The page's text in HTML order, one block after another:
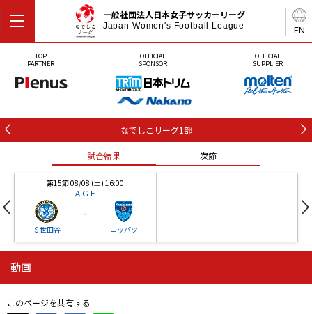
EN
一般社団法人日本女子サッカーリーグ
Japan Women's Football League
TOP
PARTNER
OFFICIAL
SPONSOR
OFFICIAL
SUPPLIER
なでしこリーグ1部
試合結果 次節
第15節 08/08 (土) 16:00
ＡＧＦ
Ｓ世田谷
-
ニッパツ
ニッパツ
-
石人の星
動画
このページを共有する